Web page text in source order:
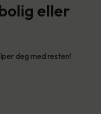
eller
deg med resten!